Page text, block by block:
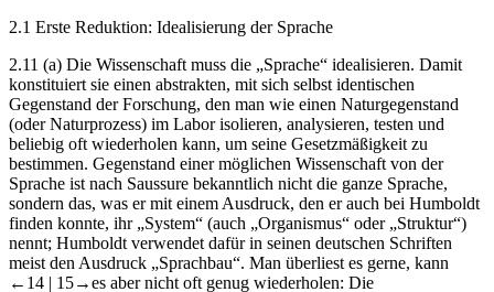
2.1 Erste Reduktion: Idealisierung der Sprache
2.11 (a) Die Wissenschaft muss die „Sprache“ idealisieren. Damit
konstituiert sie einen abstrakten, mit sich selbst identischen
Gegenstand der Forschung, den man wie einen Naturgegenstand
(oder Naturprozess) im Labor isolieren, analysieren, testen und
beliebig oft wiederholen kann, um seine Gesetzmäßigkeit zu
bestimmen. Gegenstand einer möglichen Wissenschaft von der
Sprache ist nach Saussure bekanntlich nicht die ganze Sprache,
sondern das, was er mit einem Ausdruck, den er auch bei Humboldt
finden konnte, ihr „System“ (auch „Organismus“ oder „Struktur“)
nennt; Humboldt verwendet dafür in seinen deutschen Schriften
meist den Ausdruck „Sprachbau“. Man überliest es gerne, kann
←14 | 15→es aber nicht oft genug wiederholen: Die